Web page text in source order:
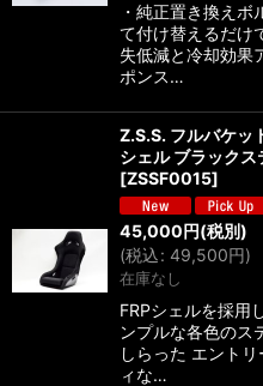
・純正置き換え
て付け替えるだけ
失低減と冷却効果
ポンス…
Z.S.S. フルバケッ
シェル ブラック
[ZSSF0015]
45,000円(税別)
(税込: 49,500円)
在庫なし
FRPシェルを採用
ンプルな各色のス
しらった エント
ィな…